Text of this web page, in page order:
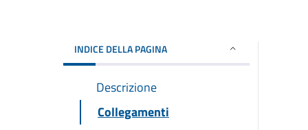
INDICE DELLA PAGINA
Descrizione
Collegamenti